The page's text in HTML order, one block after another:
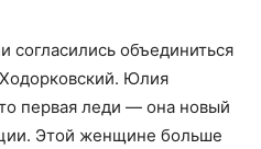
согласились объединиться
Юлия
первая леди — она новый
Этой женщине больше